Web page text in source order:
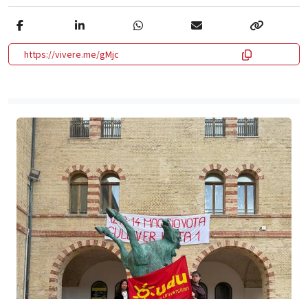
https://vivere.me/gMjc